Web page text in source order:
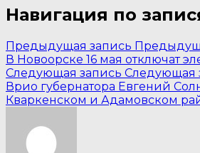
Навигация по
Предыдущая запись
В Новоорске 16 мая отключат
Следующая запись Следующая
Врио губернатора Евгений
Кваркенском и Адамовском